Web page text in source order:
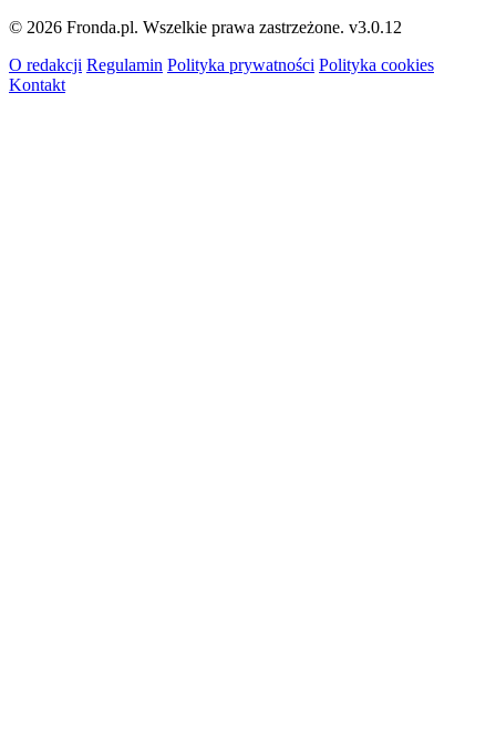
© 2026 Fronda.pl. Wszelkie prawa zastrzeżone. v3.0.12
O redakcji Regulamin Polityka prywatności Polityka cookies
Kontakt